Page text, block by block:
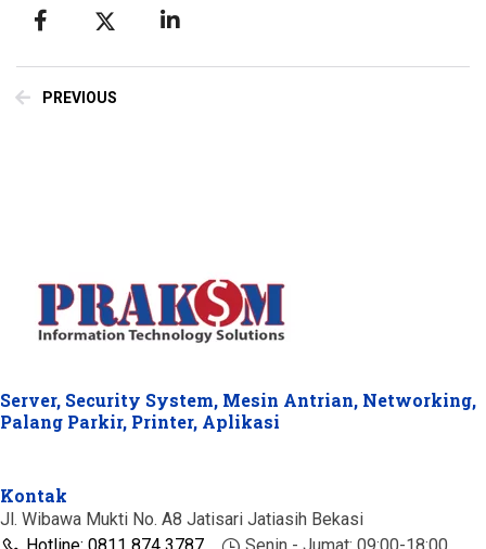
PREVIOUS
Server, Security System, Mesin Antrian, Networking,
Palang Parkir, Printer, Aplikasi
Kontak
Jl. Wibawa Mukti No. A8 Jatisari Jatiasih Bekasi